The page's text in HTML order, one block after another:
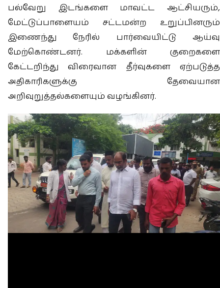
பல்வேறு இடங்களை மாவட்ட ஆட்சியரும்,
மேட்டுப்பாளையம் சட்டமன்ற உறுப்பினரும்
இணைந்து நேரில் பார்வையிட்டு ஆய்வு
மேற்கொண்டனர். மக்களின் குறைகளை
கேட்டறிந்து விரைவான தீர்வுகளை ஏற்படுத்த
அதிகாரிகளுக்கு தேவையான
அறிவுறுத்தல்களையும் வழங்கினர்.